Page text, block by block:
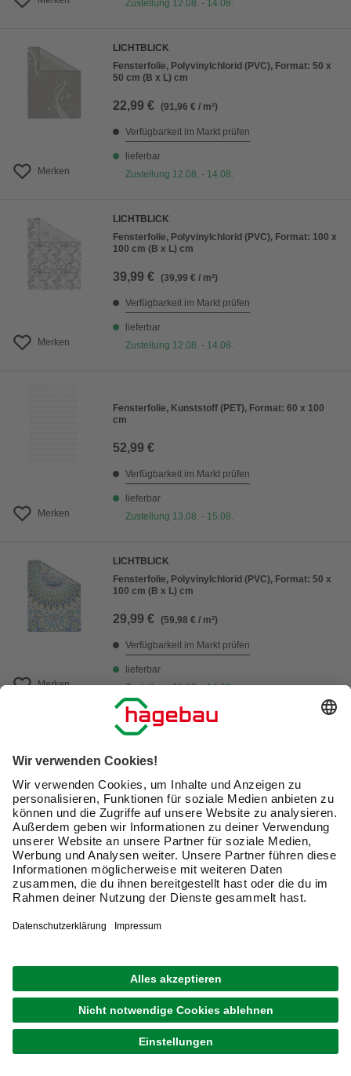
Zustellung 12.08. - 14.08.
Merken
LICHTBLICK
Fensterfolie, Polyvinylchlorid (PVC), Format: 50 x
50 cm (B x L) cm
22,99 € (91,96 € / m²)
Verfügbarkeit im Markt prüfen
lieferbar
Zustellung 12.08. - 14.08.
Merken
LICHTBLICK
Fensterfolie, Polyvinylchlorid (PVC), Format: 100 x
100 cm (B x L) cm
39,99 € (39,99 € / m²)
Verfügbarkeit im Markt prüfen
lieferbar
Zustellung 12.08. - 14.08.
Merken
Fensterfolie, Kunststoff (PET), Format: 60 x 100
cm
52,99 €
Verfügbarkeit im Markt prüfen
lieferbar
Zustellung 13.08. - 15.08.
Merken
LICHTBLICK
Fensterfolie, Polyvinylchlorid (PVC), Format: 50 x
100 cm (B x L) cm
29,99 € (59,98 € / m²)
Verfügbarkeit im Markt prüfen
lieferbar
Zustellung 12.08. - 14.08.
Newsletter: Zusammen
machen wir Dein Zuhause zu
einem schöneren Ort.